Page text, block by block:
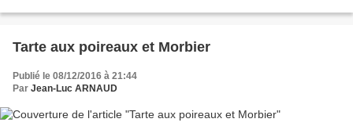
Tarte aux poireaux et Morbier
Publié le 08/12/2016 à 21:44
Par Jean-Luc ARNAUD